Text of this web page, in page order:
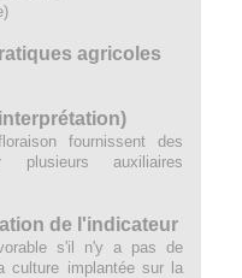
agricoles
fournissent des
plusieurs auxiliaires
de l'indicateur
s'il n'y a pas de
culture implantée sur la